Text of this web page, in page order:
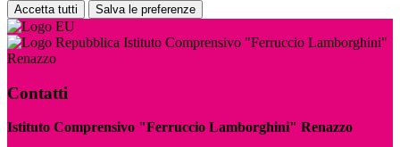
Accetta tutti Salva le preferenze
Istituto Comprensivo "Ferruccio Lamborghini"
Renazzo
Contatti
Istituto Comprensivo "Ferruccio Lamborghini" Renazzo